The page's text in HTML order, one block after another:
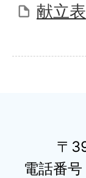
献立表
〒
電話番